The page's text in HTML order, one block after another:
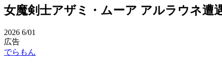
女魔剣士アザミ・ムーア アルラウネ遭
2026 6/01
広告
でらもん